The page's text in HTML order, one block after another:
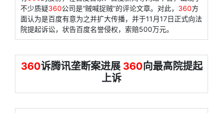
不少质疑360公司是“贼喊捉贼”的评论文章。对此， 360方
面认为是百度有意为之并扩大传播，并于11月17日正式向法
院提起诉讼，状告百度名誉侵权，索赔500万元。
360诉腾讯垄断案进展 360向最高院提起
上诉